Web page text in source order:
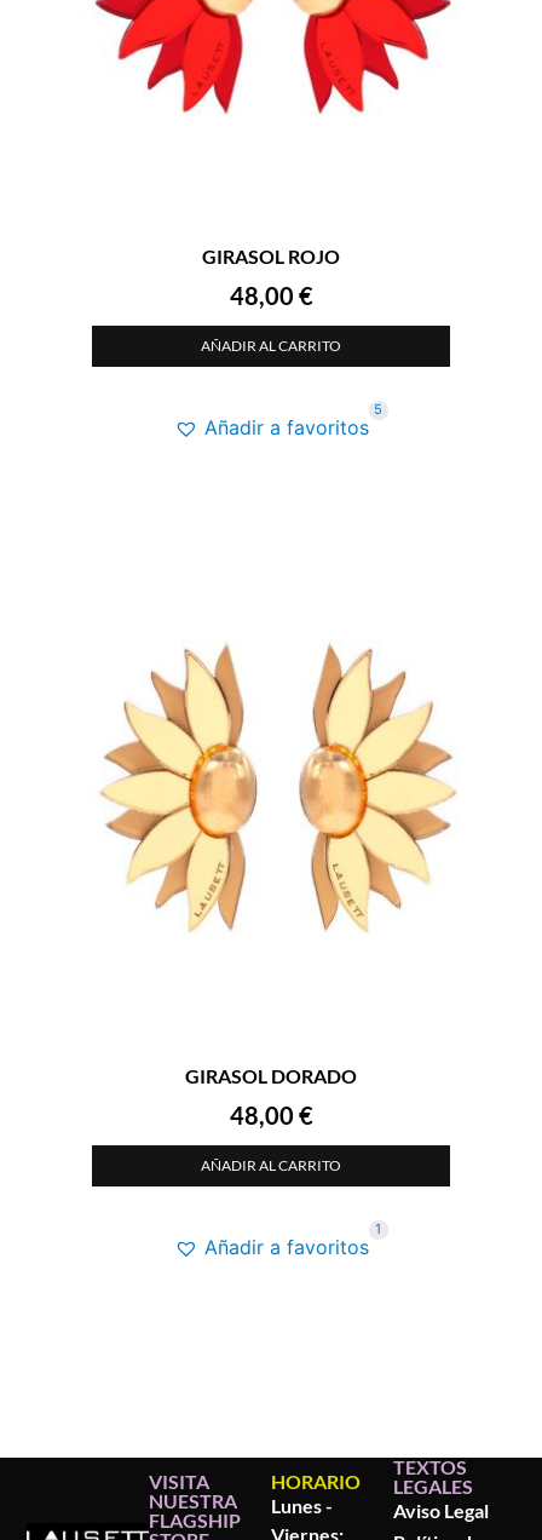
GIRASOL ROJO
48,00 €
AÑADIR AL CARRITO
Añadir a favoritos
5
GIRASOL DORADO
48,00 €
AÑADIR AL CARRITO
Añadir a favoritos
1
VISITA
NUESTRA
FLAGSHIP
HORARIO
Lunes -
Viernes:
TEXTOS
LEGALES
Aviso Legal